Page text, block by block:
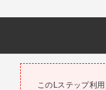
このLステップ利